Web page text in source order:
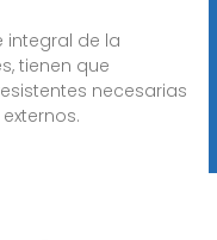
integral de la
tienen que
necesarias